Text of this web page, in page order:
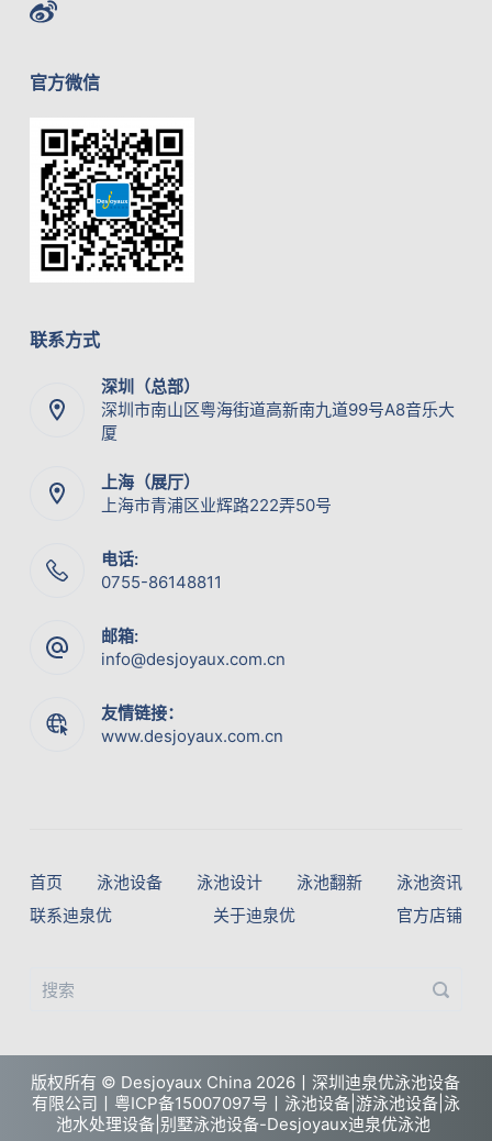
官方微信
联系方式
深圳（总部）
深圳市南山区粤海街道高新南九道99号A8音乐大
厦
上海（展厅）
上海市青浦区业辉路222弄50号
电话:
0755-86148811
邮箱:
info@desjoyaux.com.cn
友情链接：
www.desjoyaux.com.cn
首页 泳池设备 泳池设计 泳池翻新
泳池资讯
联系迪泉优
关于迪泉优 官方店铺
版权所有 © Desjoyaux China 2026丨深圳迪泉优泳池设备
有限公司丨 粤ICP备15007097号丨 泳池设备|游泳池设备|泳
池水处理设备|别墅泳池设备-Desjoyaux迪泉优泳池